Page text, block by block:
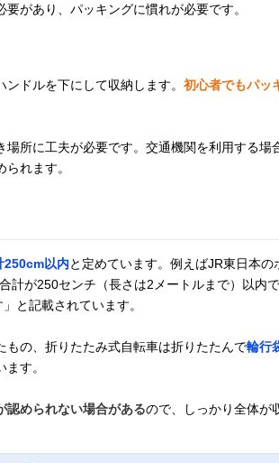
り
動
ダ
約88×100cm 約320g
があり、パッキングに慣れが必要です。
ドルを下にして収納します。 初心者でもパッ
所に工夫が必要です。交通機関を利用する場
れます。
250cm以内と定めています。例えばJR東日本の
計が250センチ（長さは2メートルまで）以内
と記載されています。
の、折りたたみ式自転車は折りたたんで輪行
す。
認められない場合があるので、しっかり全体が